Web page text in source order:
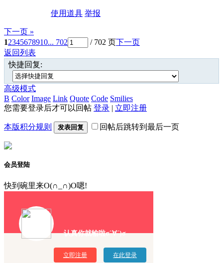
使用道具 举报
下一页 »
12345678910... 702 / 702 页下一页
返回列表
快捷回复:
高级模式
B Color Image Link Quote Code Smilies
您需要登录后才可以回帖 登录 | 立即注册
本版积分规则 发表回复 回帖后跳转到最后一页
会员登陆
快到碗里来O(∩_∩)O嗯!
认真你就输啦σ`∀´)σ
立即注册 在此登录